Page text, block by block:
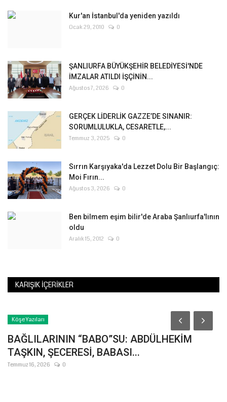
Kur'an İstanbul'da yeniden yazıldı
Ocak 29, 2010 0
ŞANLIURFA BÜYÜKŞEHİR BELEDİYESİ'NDE
İMZALAR ATILDI İŞÇİNİN...
Ağustos 7, 2026 0
GERÇEK LİDERLİK GAZZE’DE SINANIR:
SORUMLULUKLA, CESARETLE,...
Temmuz 3, 2025 0
Sırrın Karşıyaka'da Lezzet Dolu Bir Başlangıç:
Moi Fırın...
Ağustos 3, 2026 0
Ben bilmem eşim bilir'de Araba Şanlıurfa'lının
oldu
Aralık 15, 2012 0
KARIŞIK İÇERIKLER
Köşe Yazıları
BAĞLILARININ “BABO”SU: ABDÜLHEKİM
TAŞKIN, ŞECERESİ, BABASI...
Temmuz 16, 2026 0